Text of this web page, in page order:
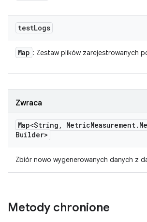
testLogs
Map : Zestaw plików zarejestrowanych
Zwraca
Map<String , MetricMeasurement.
Builder>
Zbiór nowo wygenerowanych danych z
Metody chronione